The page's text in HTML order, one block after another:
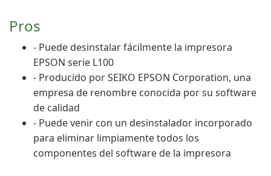
Pros
- Puede desinstalar fácilmente la impresora
EPSON serie L100
- Producido por SEIKO EPSON Corporation, una
empresa de renombre conocida por su software
de calidad
- Puede venir con un desinstalador incorporado
para eliminar limpiamente todos los
componentes del software de la impresora